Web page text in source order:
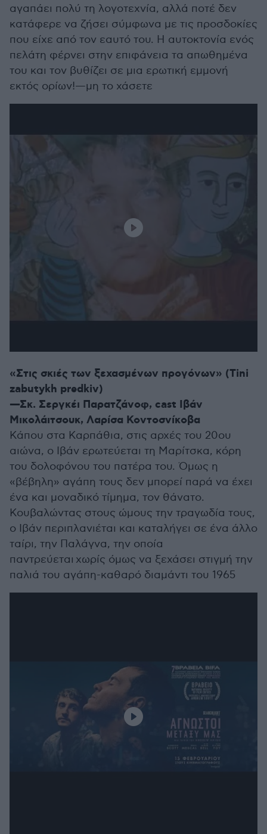
αγαπάει πολύ τη λογοτεχνία, αλλά ποτέ δεν
κατάφερε να ζήσει σύμφωνα με τις προσδοκίες
που είχε από τον εαυτό του. Η αυτοκτονία ενός
πελάτη φέρνει στην επιφάνεια τα απωθημένα
του και τον βυθίζει σε μια ερωτική εμμονή
εκτός ορίων!—μη το χάσετε
«Στις σκιές των ξεχασμένων προγόνων» (Tini
zabutykh predkiv)
—Σκ. Σεργκέι Παρατζάνοφ, cast Ιβάν
Μικολάιτσουκ, Λαρίσα Κοντοσνίκοβα
Κάπου στα Καρπάθια, στις αρχές του 20ου
αιώνα, ο Ιβάν ερωτεύεται τη Μαρίτσκα, κόρη
του δολοφόνου του πατέρα του. Όμως η
«βέβηλη» αγάπη τους δεν μπορεί παρά να έχει
ένα και μοναδικό τίμημα, τον θάνατο.
Κουβαλώντας στους ώμους την τραγωδία τους,
ο Ιβάν περιπλανιέται και καταλήγει σε ένα άλλο
ταίρι, την Παλάγνα, την οποία
παντρεύεται χωρίς όμως να ξεχάσει στιγμή την
παλιά του αγάπη-καθαρό διαμάντι του 1965